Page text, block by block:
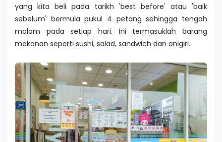
yang kita beli pada tarikh 'best before' atau 'baik
sebelum' bermula pukul 4 petang sehingga tengah
malam pada setiap hari. Ini termasuklah barang
makanan seperti sushi, salad, sandwich dan onigiri.